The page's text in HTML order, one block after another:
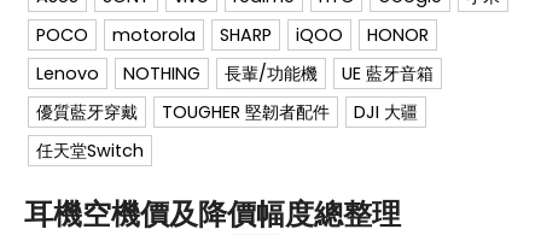
POCO
motorola SHARP iQOO
HONOR
Lenovo
NOTHING 長輩/功能機
UE 藍牙音箱
優質藍牙穿戴
TOUGHER 堅韌者配件
DJI 大疆
任天堂Switch
耳機空機價及降價幅度總整理